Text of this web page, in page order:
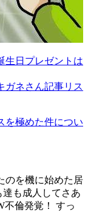
生日プレゼントは
ガネさん記事リス
を極めた件につい
のを機に始めた居
も成人してさあ
不倫発覚！ すっ